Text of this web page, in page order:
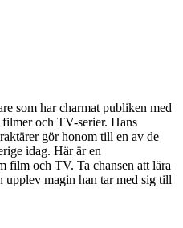
som har charmat publiken med
och TV-serier. Hans
gör honom till en av de
idag. Här är en
film och TV. Ta chansen att lära
upplev magin han tar med sig till